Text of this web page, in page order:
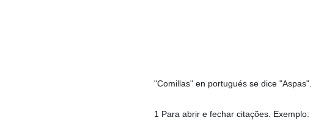
"Comillas" en portugués se dice "Aspas"
1 Para abrir e fechar citações. Exemplo: